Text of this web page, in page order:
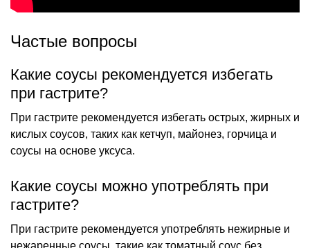
Частые вопросы
Какие соусы рекомендуется избегать
при гастрите?
При гастрите рекомендуется избегать острых, жирных и
кислых соусов, таких как кетчуп, майонез, горчица и
соусы на основе уксуса.
Какие соусы можно употреблять при
гастрите?
При гастрите рекомендуется употреблять нежирные и
нежаренные соусы, такие как томатный соус без